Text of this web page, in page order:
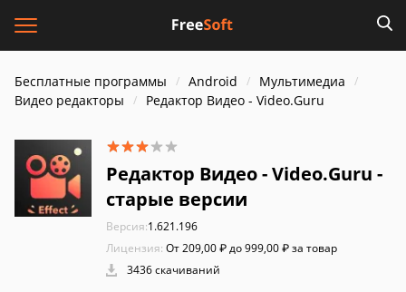
Бесплатные программы Android
Мультимедиа
Видео редакторы
Редактор Видео - Video.Guru
Редактор Видео - Video.Guru -
старые версии
Версия:1.621.196
Лицензия: От 209,00 ₽ до 999,00 ₽ за товар
3436 скачиваний